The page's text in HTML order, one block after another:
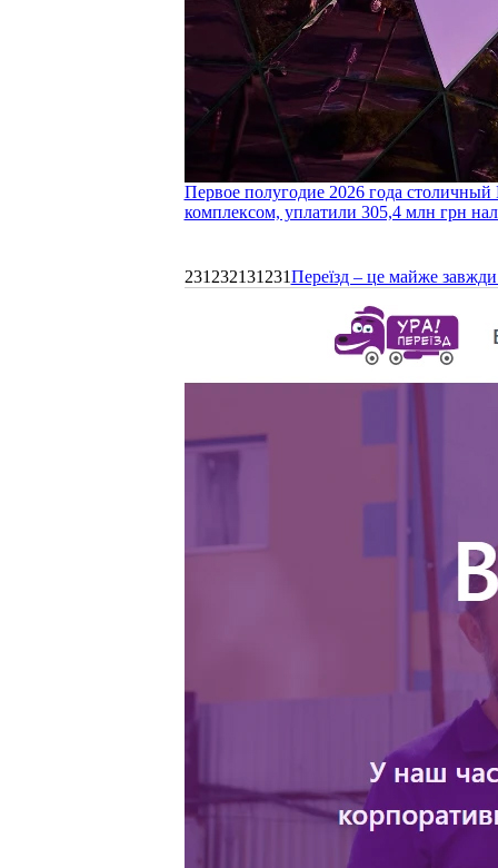
Первое полугодие 2026 года
комплексом, уплатили 305,4 млн грн
231232131231Переїзд – це майже